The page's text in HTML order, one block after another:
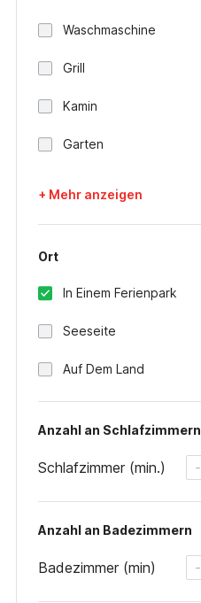
Waschmaschine
Grill
Kamin
Garten
+ Mehr anzeigen
Ort
In Einem Ferienpark
Seeseite
Auf Dem Land
Anzahl an Schlafzimmern
Schlafzimmer (min.) -
Anzahl an Badezimmern
Badezimmer (min) -